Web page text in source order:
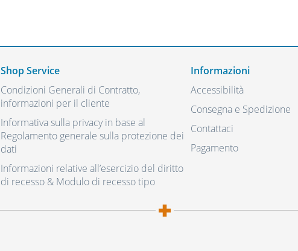
Shop Service
Condizioni Generali di Contratto,
informazioni per il cliente
Informativa sulla privacy in base al
Regolamento generale sulla protezione dei
dati
Informazioni relative all’esercizio del diritto
di recesso & Modulo di recesso tipo
Informazioni
Accessibilità
Consegna e Spedizione
Contattaci
Pagamento